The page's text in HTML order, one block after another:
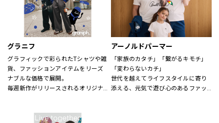
グラニフ
グラフィックで彩られたTシャツや雑
貨、ファッションアイテムをリーズ
ナブルな価格で展開。
毎週新作がリリースされるオリジナ
なコラボレーションまで、
アーノルドパーマー
「家族のカタチ」「繋がるキモチ」
「変わらないカチ」
世代を越えてライフスタイルに寄り
添える、元気で遊び心のあるファッ